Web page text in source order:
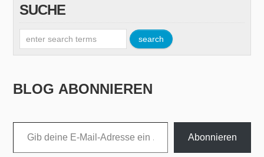
SUCHE
BLOG ABONNIEREN
Gib deine E-Mail-Adresse ein ...
Abonnieren